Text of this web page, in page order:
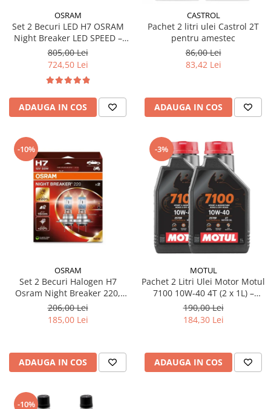
OSRAM
Set 2 Becuri LED H7 OSRAM
Night Breaker LED SPEED –
Street Legal, 6000K, Design
1:1, Montaj Rapid
805,00 Lei
724,50 Lei
ADAUGA IN COS
CASTROL
Pachet 2 litri ulei Castrol 2T
pentru amestec
86,00 Lei
83,42 Lei
ADAUGA IN COS
-10%
OSRAM
Set 2 Becuri Halogen H7
Osram Night Breaker 220,
+220% Mai Multa Lumina,
Fascicul 150m, 12V, 55W,
PX26d, Next Generation
206,00 Lei
185,00 Lei
ADAUGA IN COS
-3%
MOTUL
Pachet 2 Litri Ulei Motor Motul
7100 10W-40 4T (2 x 1L) –
100% Sintetic, API SP, JASO
MA2
190,00 Lei
184,30 Lei
ADAUGA IN COS
-10%